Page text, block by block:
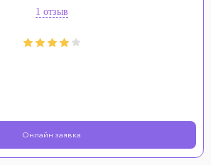
1 отзыв
Онлайн заявка